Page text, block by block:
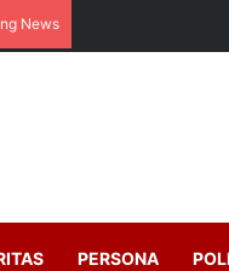
News
PERSONA